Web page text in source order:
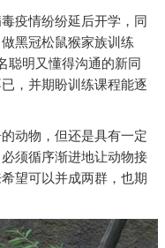
疫情纷纷延后开学，同
黑冠松鼠猴家族训练
聪明又懂得沟通的新同
，并期盼训练课程能逐
动物，但还是具有一定
须循序渐进地让动物接
望可以并成两群，也期